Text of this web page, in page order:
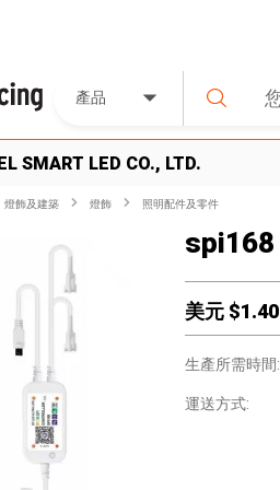
產品
SMART LED CO., LTD.
燈飾及建築 燈飾 照明配件及零件
spi168
美元 $1.40
生產所需時間:
運送方式: